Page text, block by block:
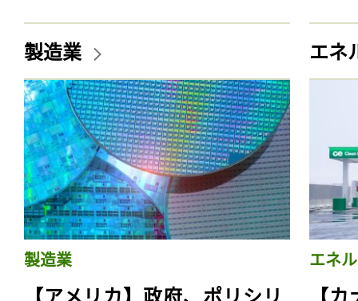
製造業
製造業
【アメリカ】政府、ポリシリ
エネ
エネ
【